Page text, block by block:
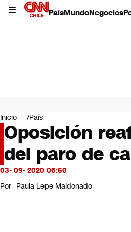
PaísMundoNegocios
Mundo
Negocios
Deportes
Programas completos
Cultura
Servicios
Bits
CNN Data
Inicio País
Oposición
del paro de
03- 09- 2020 06:50
Por Paula Lepe Maldonado